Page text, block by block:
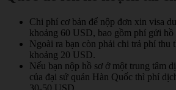
Chi phí cơ bản để nộp đơn xin visa
khoảng 60 USD, bao gồm phí gửi
Ngoài ra bạn còn phải chi trả phí thu
khoảng 20 USD.
Nếu bạn nộp hồ sơ ở một trung tâm
của đại sứ quán Hàn Quốc thì phí
30-50 USD.